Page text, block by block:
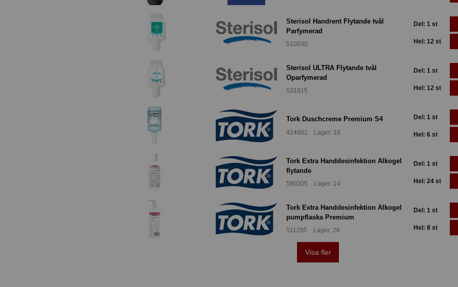
Sterisol Handrent Flytande tvål
Parfymerad
510030
Del: 1 st
Hel: 12 st
Sterisol ULTRA Flytande tvål
Oparfymerad
531815
Del: 1 st
Hel: 12 st
Tork Duschcreme Premium S4
424601 Lager: 18
Del: 1 st
Hel: 6 st
Tork Extra Handdesinfektion Alkogel
flytande
590205 Lager: 14
Del: 1 st
Hel: 24 st
Tork Extra Handdesinfektion Alkogel
pumpflaska Premium
511205 Lager: 28
Del: 1 st
Hel: 8 st
Visa fler